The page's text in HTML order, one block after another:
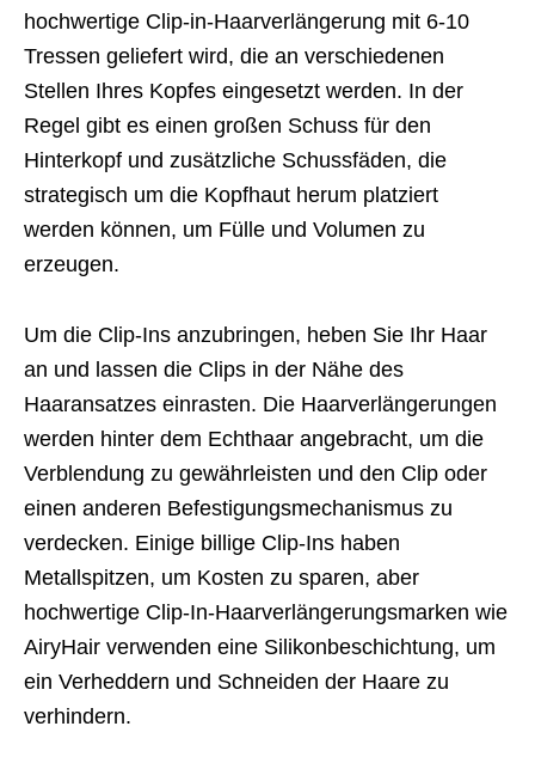
hochwertige Clip-in-Haarverlängerung mit 6-10
Tressen geliefert wird, die an verschiedenen
Stellen Ihres Kopfes eingesetzt werden. In der
Regel gibt es einen großen Schuss für den
Hinterkopf und zusätzliche Schussfäden, die
strategisch um die Kopfhaut herum platziert
werden können, um Fülle und Volumen zu
erzeugen.
Um die Clip-Ins anzubringen, heben Sie Ihr Haar
an und lassen die Clips in der Nähe des
Haaransatzes einrasten. Die Haarverlängerungen
werden hinter dem Echthaar angebracht, um die
Verblendung zu gewährleisten und den Clip oder
einen anderen Befestigungsmechanismus zu
verdecken. Einige billige Clip-Ins haben
Metallspitzen, um Kosten zu sparen, aber
hochwertige Clip-In-Haarverlängerungsmarken wie
AiryHair verwenden eine Silikonbeschichtung, um
ein Verheddern und Schneiden der Haare zu
verhindern.